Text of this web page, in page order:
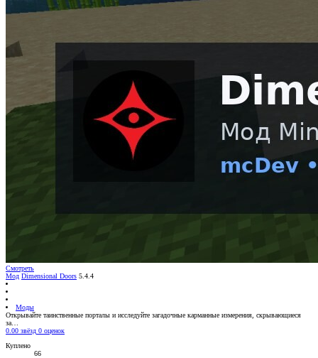
Смотреть
Мод Dimensional Doors 5.4.4
Моды
Открывайте таинственные порталы и исследуйте загадочные карманные измерения, скрывающиеся
за…
0.00 звёзд 0 оценок
Куплено
66